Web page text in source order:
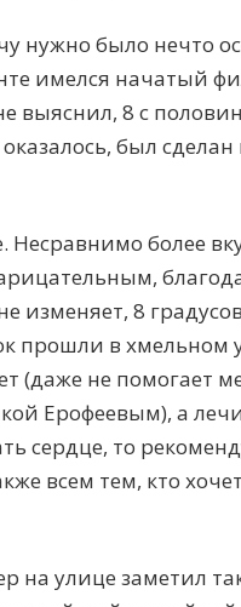
нужно было нечто
имелся начатый
выяснил, 8 с
был
более
изменяет, 8
прошли в хмельном
(даже не помогает
Ерофеевым), а
сердце, то
всем тем, кто
на улице заметил